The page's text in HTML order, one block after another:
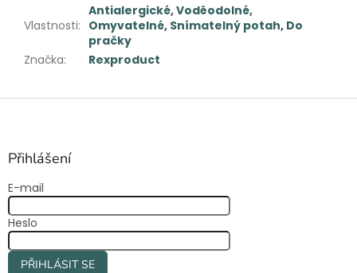
Vlastnosti:
Antialergické,Voděodolné,
Omyvatelné, Snímatelný potah, Do
pračky
Značka: Rexproduct
Z
Přihlášení
E-mail
Heslo
PŘIHLÁSIT SE